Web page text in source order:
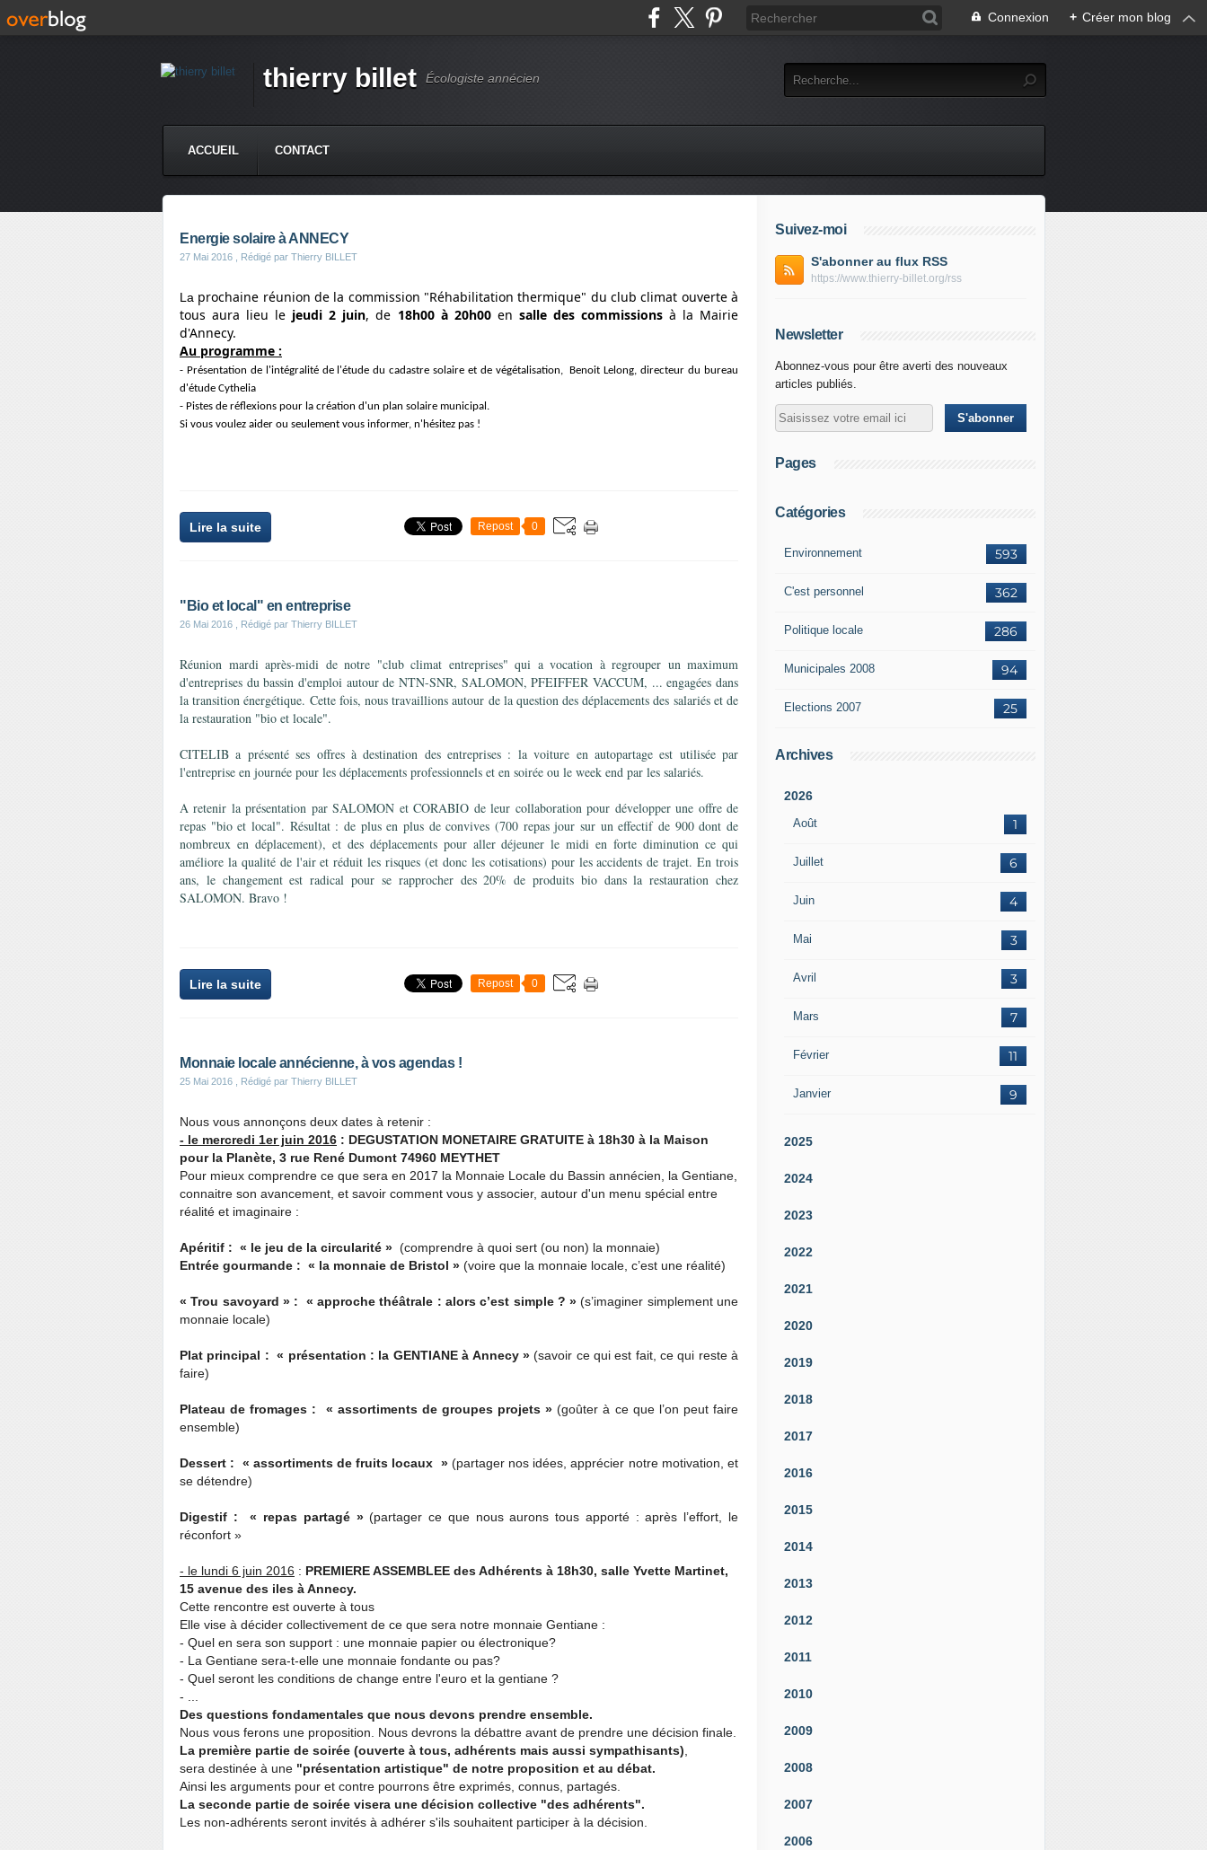
Connexion + Créer mon blog
thierry billet Écologiste annécien
ACCUEIL CONTACT
Energie solaire à ANNECY
27 Mai 2016 , Rédigé par Thierry BILLET
La prochaine réunion de la commission "Réhabilitation thermique" du club climat ouverte à
tous aura lieu le jeudi 2 juin, de 18h00 à 20h00 en salle des commissionsà la Mairie
d'Annecy.
Au programme :
- Présentation de l'intégralité de l'étude du cadastre solaire et de végétalisation, Benoit Lelong, directeur du bureau
d'étude Cythelia
- Pistes de réflexions pour la création d'un plan solaire municipal.
Si vous voulez aider ou seulement vous informer, n'hésitez pas !
Lire la suite Repost 0
"Bio et local" en entreprise
26 Mai 2016 , Rédigé par Thierry BILLET
Réunion mardi après-midi de notre "club climat entreprises" qui a vocation à regrouper un maximum
d'entreprises du bassin d'emploi autour de NTN-SNR, SALOMON, PFEIFFER VACCUM, ... engagées dans
la transition énergétique. Cette fois, nous travaillions autour de la question des déplacements des salariés et de
la restauration "bio et locale".
CITELIB a présenté ses offres à destination des entreprises : la voiture en autopartage est utilisée par
l'entreprise en journée pour les déplacements professionnels et en soirée ou le week end par les salariés.
A retenir la présentation par SALOMON et CORABIO de leur collaboration pour développer une offre de
repas "bio et local". Résultat : de plus en plus de convives (700 repas jour sur un effectif de 900 dont de
nombreux en déplacement), et des déplacements pour aller déjeuner le midi en forte diminution ce qui
améliore la qualité de l'air et réduit les risques (et donc les cotisations) pour les accidents de trajet. En trois
ans, le changement est radical pour se rapprocher des 20% de produits bio dans la restauration chez
SALOMON. Bravo !
Lire la suite Repost 0
Monnaie locale annécienne, à vos agendas !
25 Mai 2016 , Rédigé par Thierry BILLET
Nous vous annonçons deux dates à retenir :
- le mercredi 1er juin 2016 : DEGUSTATION MONETAIRE GRATUITE à 18h30 à la Maison
pour la Planète, 3 rue René Dumont 74960 MEYTHET
Pour mieux comprendre ce que sera en 2017 la Monnaie Locale du Bassin annécien, la Gentiane,
connaitre son avancement, et savoir comment vous y associer, autour d'un menu spécial entre
réalité et imaginaire :
Apéritif : « le jeu de la circularité » (comprendre à quoi sert (ou non) la monnaie)
Entrée gourmande : « la monnaie de Bristol » (voire que la monnaie locale, c’est une réalité)
« Trou savoyard » : « approche théâtrale : alors c’est simple ? »(s’imaginer simplement une
monnaie locale)
Plat principal : « présentation : la GENTIANE à Annecy »(savoir ce qui est fait, ce qui reste à
faire)
Plateau de fromages : « assortiments de groupes projets »(goûter à ce que l’on peut faire
ensemble)
Dessert : « assortiments de fruits locaux » (partager nos idées, apprécier notre motivation, et
se détendre)
Digestif : « repas partagé »(partager ce que nous aurons tous apporté : après l’effort, le
réconfort »
- le lundi 6 juin 2016 : PREMIERE ASSEMBLEE des Adhérents à 18h30, salle Yvette Martinet,
15 avenue des iles à Annecy.
Cette rencontre est ouverte à tous
Elle vise à décider collectivement de ce que sera notre monnaie Gentiane :
- Quel en sera son support : une monnaie papier ou électronique?
- La Gentiane sera-t-elle une monnaie fondante ou pas?
- Quel seront les conditions de change entre l'euro et la gentiane ?
- ...
Des questions fondamentales que nous devons prendre ensemble.
Nous vous ferons une proposition. Nous devrons la débattre avant de prendre une décision finale.
La première partie de soirée (ouverte à tous, adhérents mais aussi sympathisants)
sera destinée à une "présentation artistique" de notre proposition et au débat.
Ainsi les arguments pour et contre pourrons être exprimés, connus, partagés.
La seconde partie de soirée visera une décision collective "des adhérents".
Les non-adhérents seront invités à adhérer s'ils souhaitent participer à la décision.
Suivez-moi
S'abonner au flux RSS
https://www.thierry-billet.org/rss
Newsletter
Abonnez-vous pour être averti des nouveaux
articles publiés.
Pages
Catégories
593
Environnement
362
C'est personnel
286
Politique locale
94
Municipales 2008
25
Elections 2007
Archives
2026
Août 1
Juillet 6
Juin 4
Mai 3
Avril 3
Mars 7
Février 11
Janvier 9
2025
2024
2023
2022
2021
2020
2019
2018
2017
2016
2015
2014
2013
2012
2011
2010
2009
2008
2007
2006